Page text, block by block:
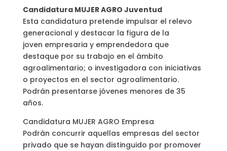
Candidatura MUJER AGRO Juventud
Esta candidatura pretende impulsar el relevo
generacional y destacar la figura de la
joven empresaria y emprendedora que
destaque por su trabajo en el ámbito
agroalimentario; o investigadora con iniciativas
o proyectos en el sector agroalimentario.
Podrán presentarse jóvenes menores de 35
años.
Candidatura MUJER AGRO Empresa
Podrán concurrir aquellas empresas del sector
privado que se hayan distinguido por promover